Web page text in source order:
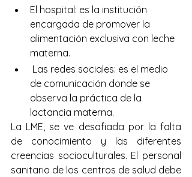
El hospital: es la institución
encargada de promover la
alimentación exclusiva con leche
materna.
de comunicación donde se
observa la práctica de la
lactancia materna.
La LME, se ve desafiada por la falta
de conocimiento y las diferentes
creencias socioculturales. El personal
sanitario de los centros de salud debe